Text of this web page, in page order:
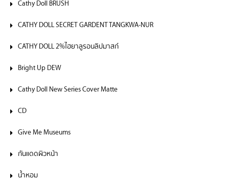
Cathy Doll BRUSH
CATHY DOLL SECRET GARDENT TANGKWA-NUR
CATHY DOLL 2%ไฮยาลูรอนลิปมาสก์
Bright Up DEW
Cathy Doll New Series Cover Matte
CD
Give Me Museums
กันแดดผิวหน้า
น้ำหอม